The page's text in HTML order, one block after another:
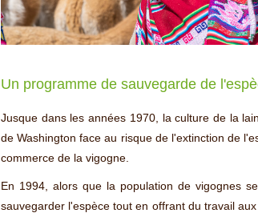
Un programme de sauvegarde de
Jusque dans les années 1970, la culture de la
de Washington face au risque de l'extinction de
commerce de la vigogne.
En 1994, alors que la population de vigognes
sauvegarder l'espèce tout en offrant du travail